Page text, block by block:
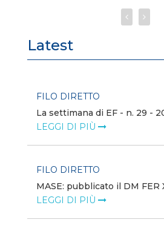
Latest
FILO DIRETTO
La settimana di EF - n. 29 -
LEGGI DI PIÙ
FILO DIRETTO
MASE: pubblicato il DM FER
LEGGI DI PIÙ